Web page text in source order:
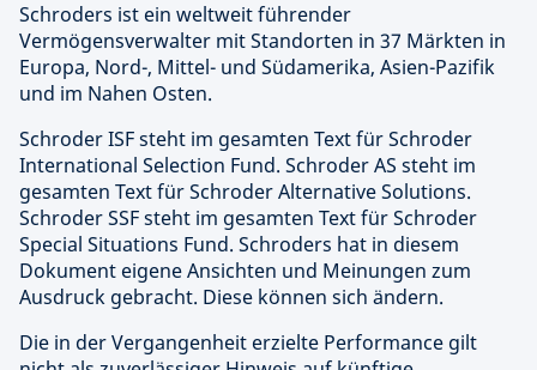
Schroders ist ein weltweit führender
Vermögensverwalter mit Standorten in 37 Märkten in
Europa, Nord-, Mittel- und Südamerika, Asien-Pazifik
und im Nahen Osten.
Schroder ISF steht im gesamten Text für Schroder
International Selection Fund. Schroder AS steht im
gesamten Text für Schroder Alternative Solutions.
Schroder SSF steht im gesamten Text für Schroder
Special Situations Fund. Schroders hat in diesem
Dokument eigene Ansichten und Meinungen zum
Ausdruck gebracht. Diese können sich ändern.
Die in der Vergangenheit erzielte Performance gilt